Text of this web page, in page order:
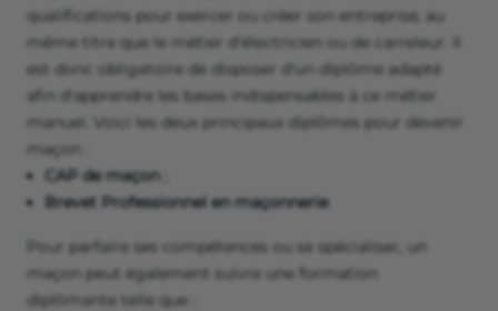
qualifications pour exercer ou créer son entreprise, au
même titre que le métier d’électricien ou de carreleur. Il
est donc obligatoire de disposer d'un diplôme adapté
afin d'apprendre les bases indispensables à ce métier
manuel. Voici les deux principaux diplômes pour devenir
maçon :
CAP de maçon
Brevet Professionnel en maçonnerie.
Pour parfaire ses compétences ou se spécialiser, un
maçon peut également suivre une formation
diplômante telle que :